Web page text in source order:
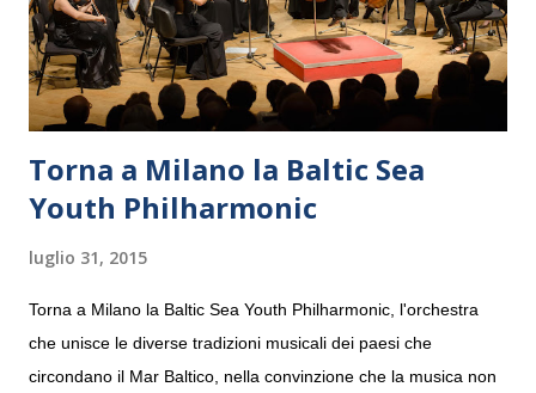
Torna a Milano la Baltic Sea
Youth Philharmonic
luglio 31, 2015
Torna a Milano la Baltic Sea Youth Philharmonic, l'orchestra
che unisce le diverse tradizioni musicali dei paesi che
circondano il Mar Baltico, nella convinzione che la musica non